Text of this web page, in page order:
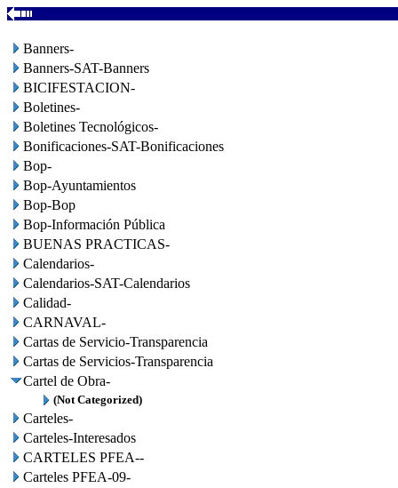
Banners-
Banners-SAT-Banners
BICIFESTACION-
Boletines-
Boletines Tecnológicos-
Bonificaciones-SAT-Bonificaciones
Bop-
Bop-Ayuntamientos
Bop-Bop
Bop-Información Pública
BUENAS PRACTICAS-
Calendarios-
Calendarios-SAT-Calendarios
Calidad-
CARNAVAL-
Cartas de Servicio-Transparencia
Cartas de Servicios-Transparencia
Cartel de Obra-
(Not Categorized)
Carteles-
Carteles-Interesados
CARTELES PFEA--
Carteles PFEA-09-